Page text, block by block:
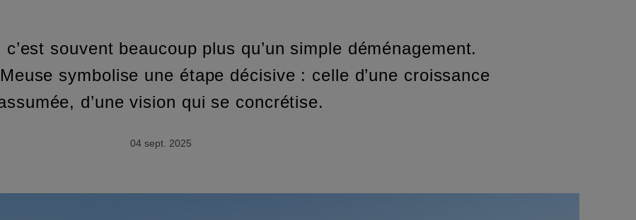
c’est souvent beaucoup plus qu’un simple déménagement.
symbolise une étape décisive : celle d’une croissance
d’une vision qui se concrétise.
04 sept. 2025